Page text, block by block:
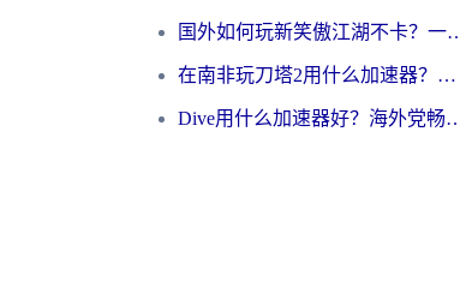
国外如何玩新笑傲江湖不卡？一
在南非玩刀塔2用什么加速器？一份给海外游子的终极生存指南
Dive用什么加速器好？海外党畅玩